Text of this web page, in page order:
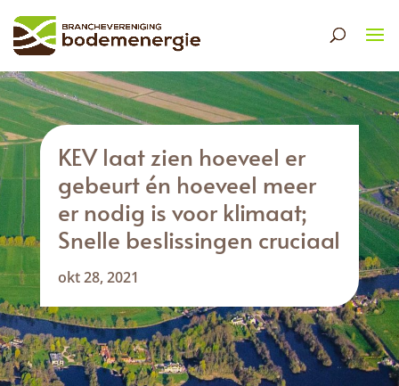
KEV laat zien hoeveel er
gebeurt én hoeveel meer
er nodig is voor klimaat;
Snelle beslissingen cruciaal
okt 28, 2021